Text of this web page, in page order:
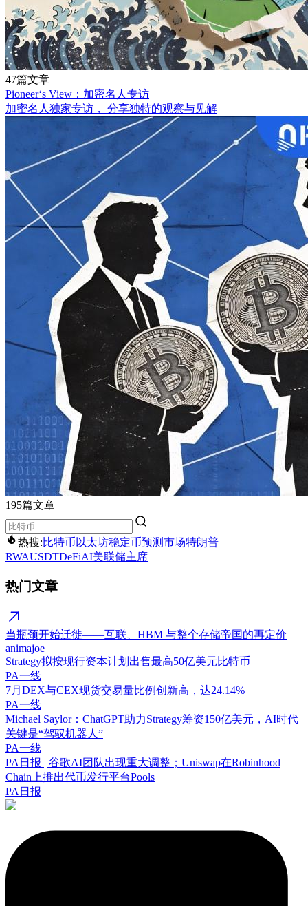
47篇文章
Pioneer‘s View：加密名人专访
加密名人独家专访， 分享独特的观察与见解
195篇文章
热搜:比特币 以太坊稳定币预测市场特朗普
RWAUSDTDeFiAI美联储主席
热门文章
当瓶颈开始迁徙——互联、HBM 与整个存储帝国的再定价
animajoe
Strategy拟按现行资本计划出售最高50亿美元比特币
PA一线
7月DEX与CEX现货交易量比例创新高，达24.14%
PA一线
Michael Saylor：ChatGPT助力Strategy筹资150亿美元，AI时代
关键是“驾驭机器人”
PA一线
PA日报 | 谷歌AI团队出现重大调整；Uniswap在Robinhood
Chain上推出代币发行平台Pools
PA日报